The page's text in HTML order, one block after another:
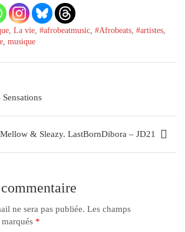
, La vie, #afrobeatmusic, #Afrobeats, #artistes,
, musique
Sensations
& Sleazy. LastBornDibora – JD21
ne sera pas publiée. Les champs
*